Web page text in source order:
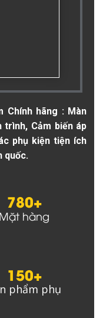
Chính hãng : Màn
trình, Cảm biến áp
phụ kiện tiện ích
quốc.
780+
Mặt hàng
150+
phẩm phụ